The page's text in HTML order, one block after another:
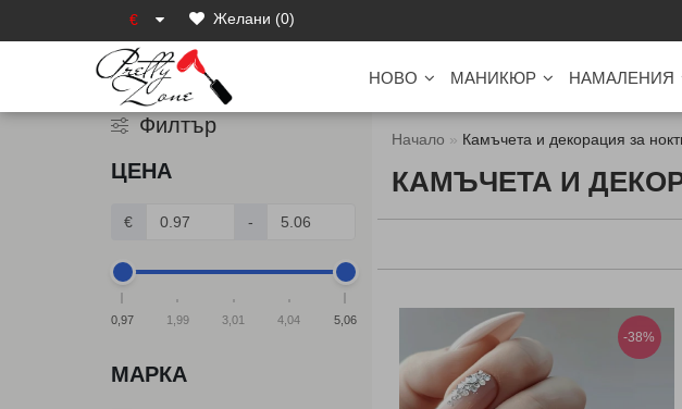
€ Желани (0)
НОВО МАНИКЮР НАМАЛЕНИЯ
Филтър
ЦЕНА
€ -
0,97 1,99 3,01 4,04 5,06
МАРКА
Начало Камъчета и декорация за
КАМЪЧЕТА И
-38%